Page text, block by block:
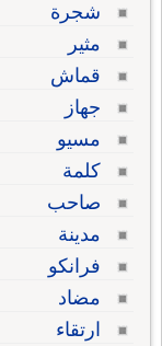
شجرة
مثير
قماش
جهاز
مسيو
كلمة
صاحب
مدينة
فرانكو
مضاد
ارتقاء